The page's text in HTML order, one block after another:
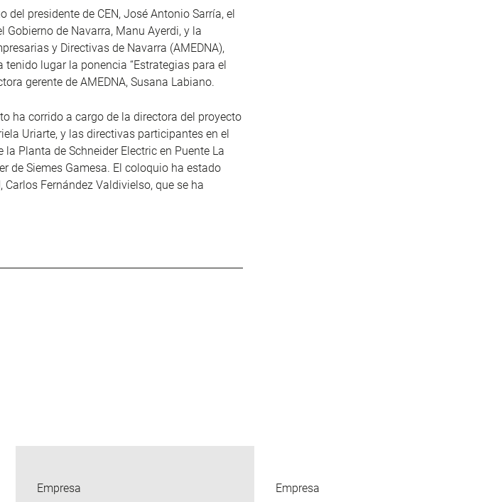
presidente de CEN, José Antonio Sarría, el
de Navarra, Manu Ayerdi, y la
y Directivas de Navarra (AMEDNA),
lugar la ponencia “Estrategias para el
gerente de AMEDNA, Susana Labiano.
ha corrido a cargo de la directora del proyecto
Uriarte, y las directivas participantes en el
Planta de Schneider Electric en Puente La
de Siemes Gamesa. El coloquio ha estado
Fernández Valdivielso, que se ha
Empresa Empresa